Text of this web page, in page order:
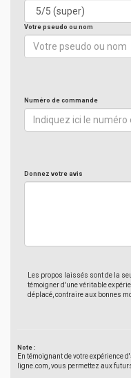
Votre pseudo ou nom
Numéro de commande
Donnez votre avis
Les propos laissés sont de la
témoigner d'une véritable
déplacé, contraire aux bonnes
Note :
En témoignant de votre expérience
ligne.com, vous permettez aux